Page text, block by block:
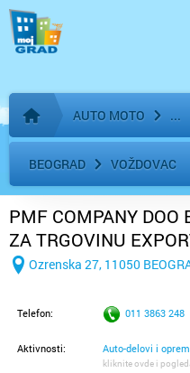
Početna stranica
AUTO MOTO
BEOGRAD VOŽDOVAC
PMF COMPANY DOO
ZA TRGOVINU
Ozrenska 27, 11050
Telefon: 011 3863 248
Aktivnosti: Auto-delovi i
kliknite ovde i